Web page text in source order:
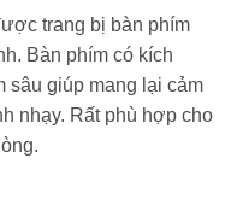
trang bị bàn phím
Bàn phím có kích
sâu giúp mang lại cảm
nhạy. Rất phù hợp cho